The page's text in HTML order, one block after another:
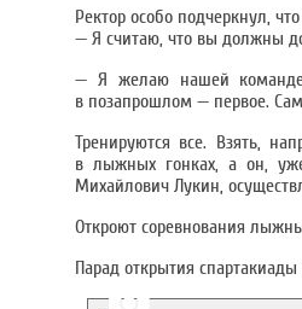
Ректор особо подчеркнул,
— Я считаю, что вы должны
— Я желаю нашей команде
в позапрошлом — первое.
Тренируются все. Взять,
в лыжных гонках, а он,
Михайлович Лукин,
Откроют соревнования
Парад открытия спартакиады